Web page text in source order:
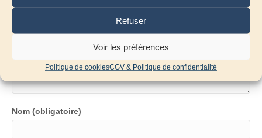
Refuser
Voir les préférences
Politique de cookiesCGV & Politique de confidentialité
Nom (obligatoire)